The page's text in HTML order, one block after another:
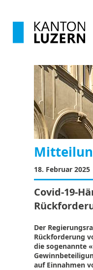
18. Februar 2025
Covid-19-
Der
Rückforderung
die sogenannte
auf Einnahmen